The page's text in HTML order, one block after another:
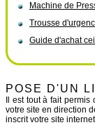
Machine de
Trousse
Guide d'achat
POSE D'UN
Il est tout à fait
votre site en direction
inscrit votre site internet